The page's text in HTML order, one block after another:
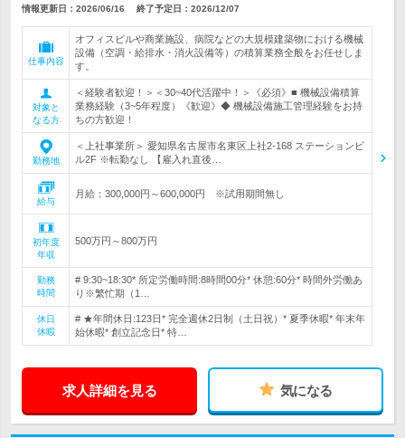
情報更新日：2026/06/16 終了予定日： 2026/12/07
仕事内容
オフィスビルや商業施設、病院などの大規模建築物における機械
設備（空調・給排水・消火設備等）の積算業務全般をお任せしま
す。
対象と
なる方
＜経験者歓迎！＞＜30~40代活躍中！＞《必須》■ 機械設備積算
業務経験（3~5年程度）《歓迎》◆ 機械設備施工管理経験をお持
ちの方歓迎！
勤務地
＜上社事業所＞ 愛知県名古屋市名東区上社2-168 ステーションビ
ル2F ※転勤なし 【雇入れ直後…
給与
月給：300,000円～600,000円 ※試用期間無し
初年度
年収
500万円～800万円
勤務
時間
# 9:30~18:30* 所定労働時間:8時間00分* 休憩:60分* 時間外労働あ
り※繁忙期（1…
休日
休暇
# ★年間休日:123日* 完全週休2日制（土日祝）* 夏季休暇* 年末年
始休暇* 創立記念日* 特…
求人詳細を見る 気になる